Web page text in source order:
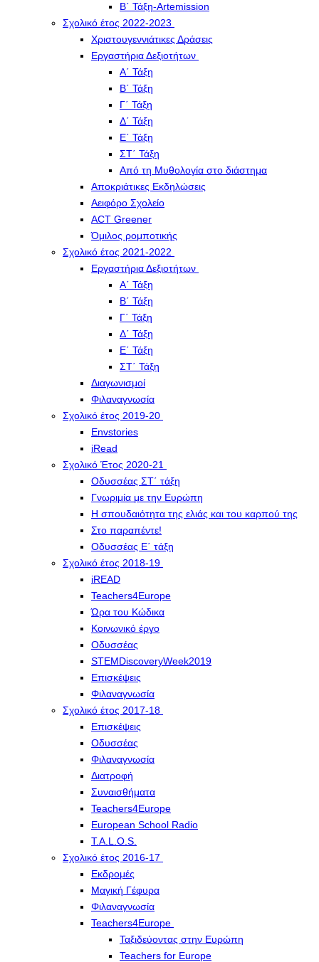
Β΄ Τάξη-Artemission
Σχολικό έτος 2022-2023
Χριστουγεννιάτικες Δράσεις
Εργαστήρια Δεξιοτήτων
Α΄ Τάξη
Β΄ Τάξη
Γ΄ Τάξη
Δ΄ Τάξη
Ε΄ Τάξη
ΣΤ΄ Τάξη
Από τη Μυθολογία στο διάστημα
Αποκριάτικες Εκδηλώσεις
Αειφόρο Σχολείο
ACT Greener
Όμιλος ρομποτικής
Σχολικό έτος 2021-2022
Εργαστήρια Δεξιοτήτων
Α΄ Τάξη
Β΄ Τάξη
Γ΄ Τάξη
Δ΄ Τάξη
Ε΄ Τάξη
ΣΤ΄ Τάξη
Διαγωνισμοί
Φιλαναγνωσία
Σχολικό έτος 2019-20
Envstories
iRead
Σχολικό Έτος 2020-21
Οδυσσέας ΣΤ΄ τάξη
Γνωριμία με την Ευρώπη
Η σπουδαιότητα της ελιάς και του καρπού της
Στο παραπέντε!
Οδυσσέας Ε΄ τάξη
Σχολικό έτος 2018-19
iREAD
Teachers4Europe
Ώρα του Κώδικα
Κοινωνικό έργο
Οδυσσέας
STEMDiscoveryWeek2019
Επισκέψεις
Φιλαναγνωσία
Σχολικό έτος 2017-18
Επισκέψεις
Οδυσσέας
Φιλαναγνωσία
Διατροφή
Συναισθήματα
Teachers4Europe
European School Radio
T.A.L.O.S.
Σχολικό έτος 2016-17
Εκδρομές
Μαγική Γέφυρα
Φιλαναγνωσία
Teachers4Europe
Ταξιδεύοντας στην Ευρώπη
Teachers for Europe